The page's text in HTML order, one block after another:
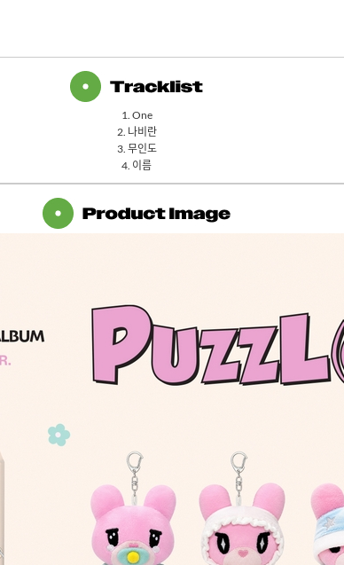
1. One
2. 나비란
3. 무인도
4. 이름